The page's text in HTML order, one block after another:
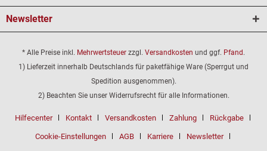
Newsletter
* Alle Preise inkl. Mehrwertsteuer zzgl. Versandkosten und ggf. Pfand.
1) Lieferzeit innerhalb Deutschlands für paketfähige Ware (Sperrgut und
Spedition ausgenommen).
2) Beachten Sie unser Widerrufsrecht für alle Informationen.
Hilfecenter Kontakt Versandkosten Zahlung Rückgabe
Cookie-Einstellungen AGB Karriere Newsletter